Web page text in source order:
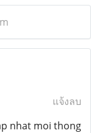
แจ้งลบ
nhat moi thong